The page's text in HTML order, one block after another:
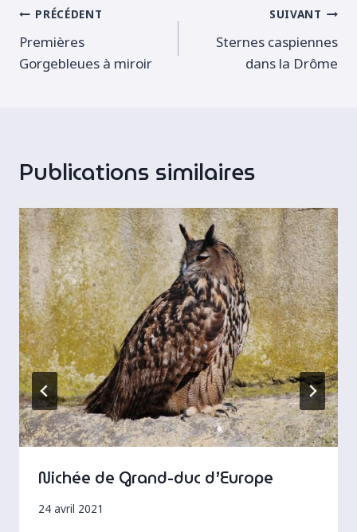
Navigation
de
PRÉCÉDENT
Premières
Gorgebleues à miroir
SUIVANT
Sternes caspiennes
dans la Drôme
Publications similaires
Nichée de Grand-duc d’Europe
24 avril 2021